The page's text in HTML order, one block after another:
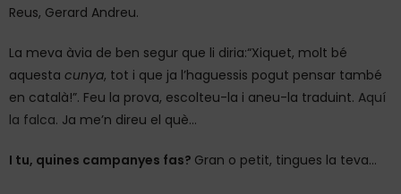
Reus, Gerard Andreu.
La meva àvia de ben segur que li diria:“Xiquet, molt bé
aquesta cunya, tot i que ja l’haguessis pogut pensar també
en català!”. Feu la prova, escolteu-la i aneu-la traduint. Aquí
la falca. Ja me’n direu el què…
I tu, quines campanyes fas? Gran o petit, tingues la teva…